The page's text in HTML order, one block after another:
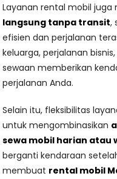
Layanan rental mobil
langsung tanpa transit,
efisien dan perjalanan
keluarga, perjalanan
sewaan memberikan
perjalanan Anda.
Selain itu, fleksibilitas
untuk mengombinasikan
sewa mobil harian atau
berganti kendaraan
membuat rental mobil